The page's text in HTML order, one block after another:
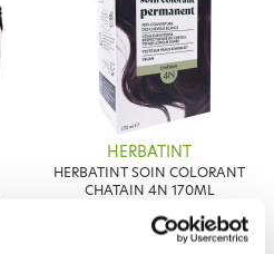
HERBATINT
HERBATINT SOIN COLORANT
CHATAIN 4N 170ML
10,35 €